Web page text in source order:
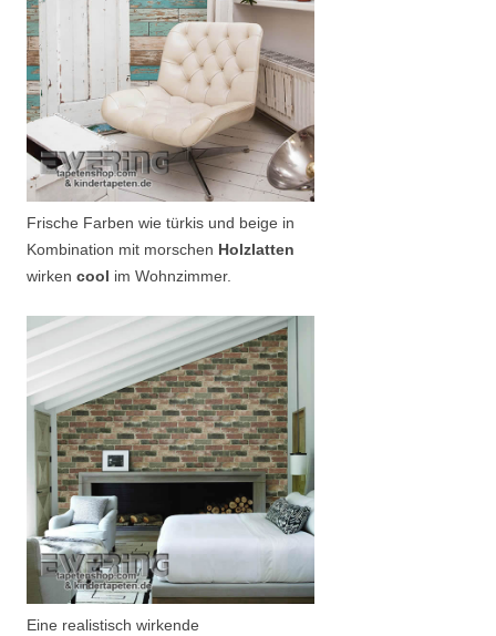
Frische Farben wie türkis und beige in
Kombination mit morschen Holzlatten
wirken cool im Wohnzimmer.
Eine realistisch wirkende